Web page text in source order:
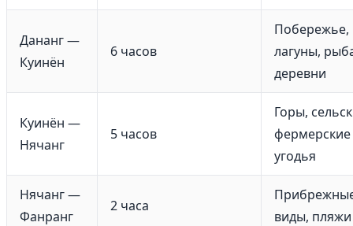
Дананг —
Куинён
6 часов
Побережье,
лагуны,
деревни
Куинён —
Нячанг
5 часов
Горы,
фермерские
угодья
Нячанг —
Фанранг
2 часа
виды, пляжи